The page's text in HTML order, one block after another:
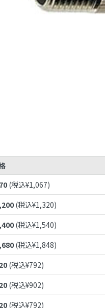
(税込¥1,067)
(税込¥1,320)
(税込¥1,540)
(税込¥1,848)
(税込¥792)
(税込¥902)
(税込¥792)